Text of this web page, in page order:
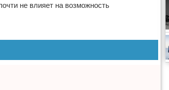
не влияет на возможность